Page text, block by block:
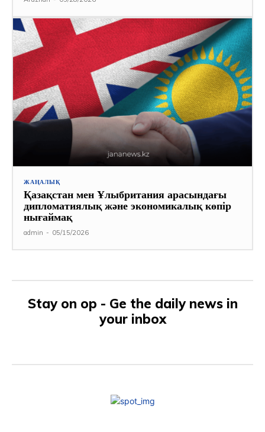
ЖАҢАЛЫҚ
Қазақстан мен Ұлыбритания арасындағы
дипломатиялық және экономикалық көпір
нығаймақ
admin - 05/15/2026
Stay on op - Ge the daily news in
your inbox